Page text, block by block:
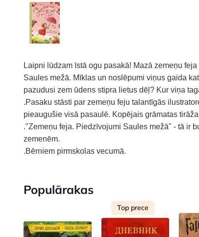
Laipni lūdzam īstā ogu pasakā! Mazā zemeņu
Saules mežā. Mīklas un noslēpumi viņus gaida
pazudusi zem ūdens stipra lietus dēļ? Kur viņa
.Pasaku stāsti par zemeņu feju talantīgās
pieaugušie visā pasaulē. Kopējais grāmatas
."Zemeņu feja. Piedzīvojumi Saules mežā" - tā ir
zemenēm.
.Bērniem pirmskolas vecumā.
Populārakas
Top prece